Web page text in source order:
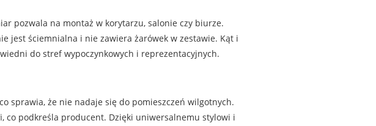
pozwala na montaż w korytarzu, salonie czy biurze.
jest ściemnialna i nie zawiera żarówek w zestawie. Kąt i
do stref wypoczynkowych i reprezentacyjnych.
sprawia, że nie nadaje się do pomieszczeń wilgotnych.
co podkreśla producent. Dzięki uniwersalnemu stylowi i